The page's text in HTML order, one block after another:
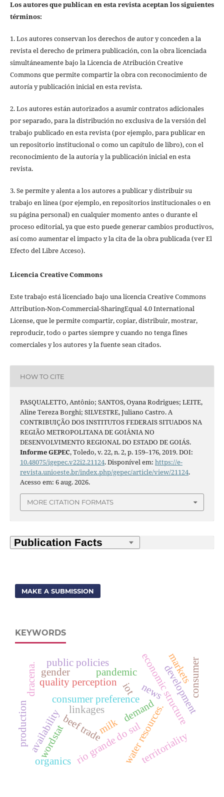
Los autores que publican en esta revista aceptan los siguientes
términos:
1. Los autores conservan los derechos de autor y conceden a la
revista el derecho de primera publicación, con la obra licenciada
simultáneamente bajo la Licencia de Atribución Creative
Commons que permite compartir la obra con reconocimiento de
autoría y publicación inicial en esta revista.
2. Los autores están autorizados a asumir contratos adicionales
por separado, para la distribución no exclusiva de la versión del
trabajo publicado en esta revista (por ejemplo, para publicar en
un repositorio institucional o como un capítulo de libro), con el
reconocimiento de la autoría y la publicación inicial en esta
revista.
3. Se permite y alenta a los autores a publicar y distribuir su
trabajo en línea (por ejemplo, en repositorios institucionales o en
su página personal) en cualquier momento antes o durante el
proceso editorial, ya que esto puede generar cambios productivos,
así como aumentar el impacto y la cita de la obra publicada (ver El
Efecto del Libre Acceso).
Licencia Creative Commons
Este trabajo está licenciado bajo una licencia Creative Commons
Attribution-Non-Commercial-SharingEqual 4.0 International
License, que le permite compartir, copiar, distribuir, mostrar,
reproducir, todo o partes siempre y cuando no tenga fines
comerciales y los autores y la fuente sean citados.
HOW TO CITE
PASQUALETTO, Antônio; SANTOS, Oyana Rodrigues; LEITE,
Aline Tereza Borghi; SILVESTRE, Juliano Castro. A
CONTRIBUIÇÃO DOS INSTITUTOS FEDERAIS SITUADOS NA
REGIÃO METROPOLITANA DE GOIÂNIA NO
DESENVOLVIMENTO REGIONAL DO ESTADO DE GOIÁS.
Informe GEPEC, Toledo, v. 22, n. 2, p. 159–176, 2019. DOI:
10.48075/igepec.v22i2.21124. Disponível em: https://e-
revista.unioeste.br/index.php/gepec/article/view/21124.
Acesso em: 6 aug. 2026.
MORE CITATION FORMATS
MAKE A SUBMISSION
KEYWORDS
consumer preference
quality perception
beef trade
dracena.
demand
availability water resources.
economic structure
iot
linkages
rio grande do sulterritoriality
gender development
milk
pandemic
production
public policies
wordstat
news
markets
organics
consumer